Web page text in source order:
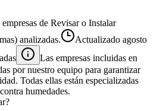
empresas de Revisar o Instalar
analizadas.
Actualizado agosto
Las empresas incluidas en
por nuestro equipo para garantizar
Todas ellas están especializadas
humedades.